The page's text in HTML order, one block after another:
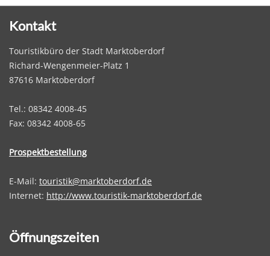
Kontakt
Touristikbüro der Stadt Marktoberdorf
Richard-Wengenmeier-Platz 1
87616 Marktoberdorf
Tel.: 08342 4008-45
Fax: 08342 4008-65
Prospektbestellung
E-Mail: touristik@marktoberdorf.de
Internet: http://www.touristik-marktoberdorf.de
Öffnungszeiten